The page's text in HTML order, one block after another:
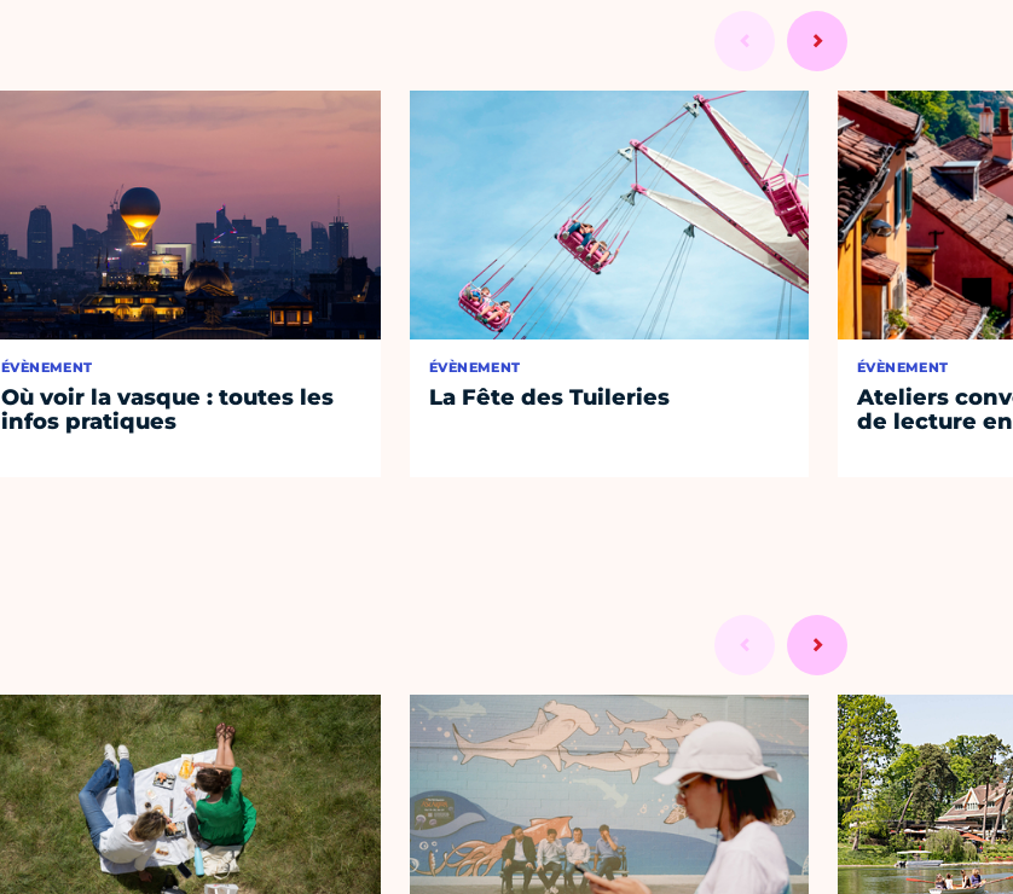
ÉVÈNEMENT
Où voir la vasque : toutes les
infos pratiques
ÉVÈNEMENT
La Fête des Tuileries
ÉVÈNEMENT
Ateliers
de lecture